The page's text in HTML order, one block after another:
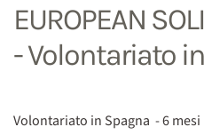
EUROPEAN
- Volontariato
Volontariato in Spagna - 6